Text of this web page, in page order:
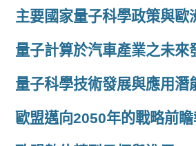
主要國家量子科學政策與歐
量子計算於汽車產業之未來
量子科學技術發展與應用潛
歐盟邁向2050年的戰略前